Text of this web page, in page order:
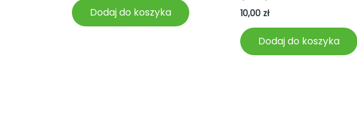
Dodaj do koszyka 10,00 zł
Dodaj do koszyka